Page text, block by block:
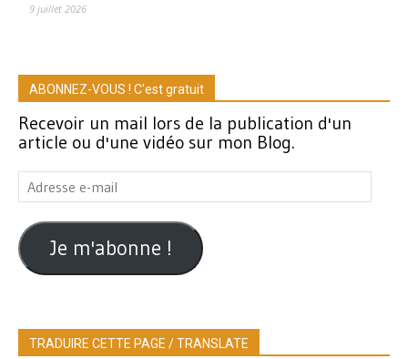
9 juillet 2026
ABONNEZ-VOUS ! C'est gratuit
Recevoir un mail lors de la publication d'un
article ou d'une vidéo sur mon Blog.
Adresse
e-
mail
Je m'abonne !
TRADUIRE CETTE PAGE / TRANSLATE